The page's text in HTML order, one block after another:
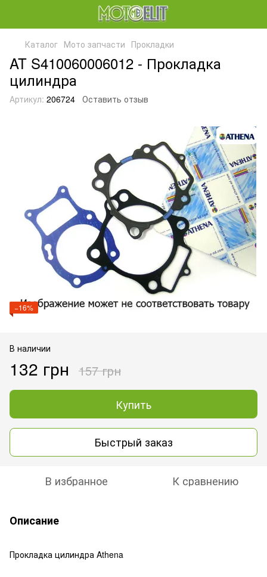
Каталог Мото запчасти Прокладки
AT S410060006012 - Прокладка
цилиндра
Артикул: 206724 Оставить отзыв
−16%
В наличии
132 грн 157 грн
Купить
Быстрый заказ
В избранное К сравнению
Описание
Прокладка цилиндра Athena